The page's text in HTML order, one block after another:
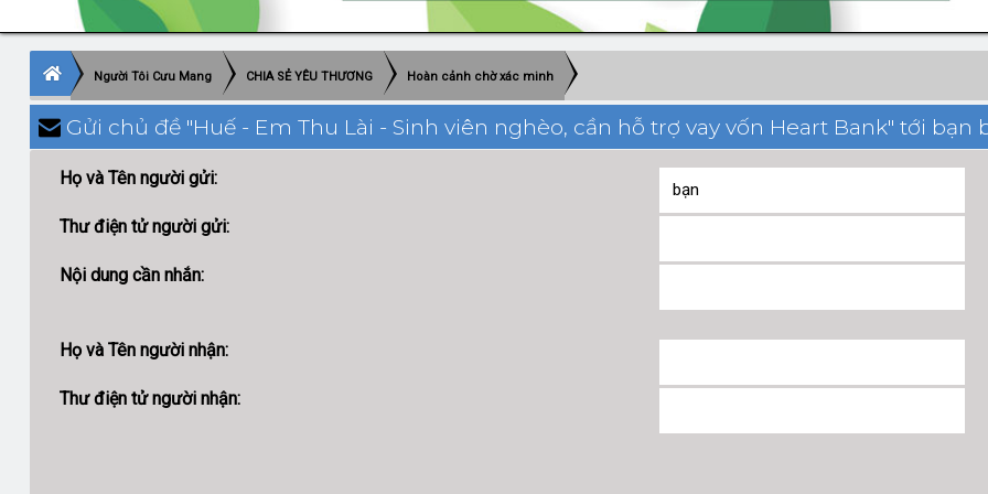
Người Tôi Cưu Mang CHIA SẺ YÊU THƯƠNG Hoàn cảnh chờ xác minh
Gửi chủ đề "Huế - Em Thu Lài - Sinh viên nghèo, cần hỗ trợ vay vốn Heart Bank" tới bạn
Họ và Tên người gửi:
Thư điện tử người gửi:
Nội dung cần nhắn:
Họ và Tên người nhận:
Thư điện tử người nhận: